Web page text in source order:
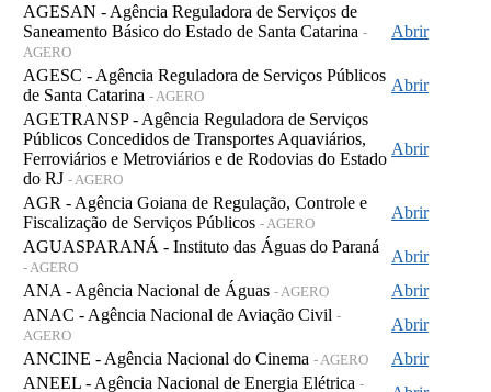
AGESAN - Agência Reguladora de Serviços de
Saneamento Básico do Estado de Santa Catarina -
AGERO
Abrir
AGESC - Agência Reguladora de Serviços Públicos
de Santa Catarina - AGERO
Abrir
AGETRANSP - Agência Reguladora de Serviços
Públicos Concedidos de Transportes Aquaviários,
Ferroviários e Metroviários e de Rodovias do Estado
do RJ - AGERO
Abrir
AGR - Agência Goiana de Regulação, Controle e
Fiscalização de Serviços Públicos - AGERO
Abrir
AGUASPARANÁ - Instituto das Águas do Paraná
- AGERO
Abrir
ANA - Agência Nacional de Águas - AGERO
Abrir
ANAC - Agência Nacional de Aviação Civil -
AGERO
Abrir
ANCINE - Agência Nacional do Cinema - AGERO
Abrir
ANEEL - Agência Nacional de Energia Elétrica -